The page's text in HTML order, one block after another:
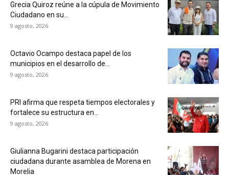
Grecia Quiroz reúne a la cúpula de Movimiento
Ciudadano en su...
9 agosto, 2026
Octavio Ocampo destaca papel de los
municipios en el desarrollo de...
9 agosto, 2026
PRI afirma que respeta tiempos electorales y
fortalece su estructura en...
9 agosto, 2026
Giulianna Bugarini destaca participación
ciudadana durante asamblea de Morena en
Morelia